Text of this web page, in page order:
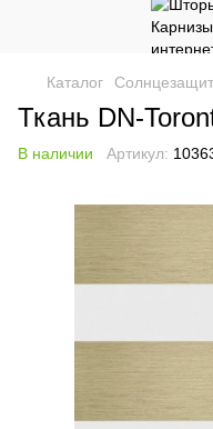
Каталог
Ткань DN-
В наличии Артикул: